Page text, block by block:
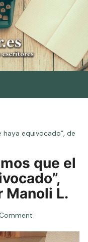
haya equivocado”, de
que el
Manoli L.